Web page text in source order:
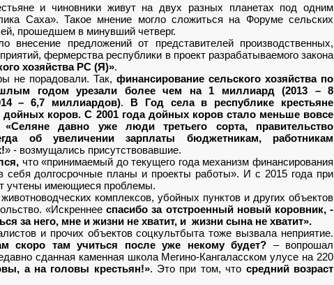
и чиновники живут на двух разных планетах под одним
Саха». Такое мнение могло сложиться на Форуме сельских
прошедшем в минувший четверг.
предложений от представителей производственных,
фермерства республики в проект разрабатываемого закона
хозяйства РС (Я)».
не порадовали. Так, финансирование сельского хозяйства по
годом урезали более чем на 1 миллиард (2013 – 8
– 6,7 миллиардов). В Год села в республике крестьяне
дойных коров. С 2001 года дойных коров стало меньше вовсе
давно уже люди третьего сорта, правительство
об увеличении зарплаты бюджетникам, работникам
» - возмущались присутствовавшие.
что «принимаемый до текущего года механизм финансирования
себя долгосрочные планы и проекты работы». И с 2015 года при
учтены имеющиеся проблемы.
комплексов, убойных пунктов и других объектов
«Искреннееспасибо за отстроенный новый коровник, -
за него, мне и жизни не хватит, и жизни сына не хватит».
и прочих объектов соцкультбыта тоже вызвала неприятие.
скоро там учиться после уже некому будет? – вопрошал
сданная каменная школа Мегино-Кангаласском улусе на 220
а на головы крестьян!». Это при том, что средний возраст